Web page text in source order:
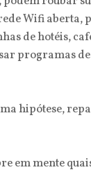
Wifi
de hotéis,
programas
hipótese,
em mente